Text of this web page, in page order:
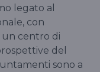
legato al
con
un centro di
del
sono a